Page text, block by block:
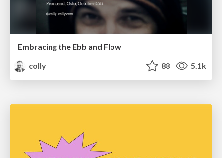
Embracing the Ebb and Flow
colly
88 5.1k